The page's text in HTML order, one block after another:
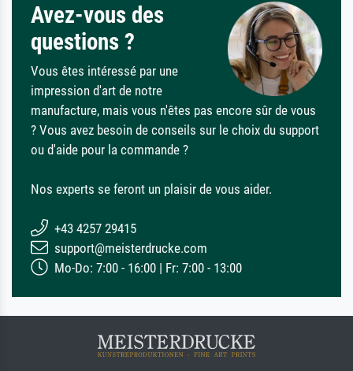
Avez-vous des
questions ?
Vous êtes intéressé par une
impression d'art de notre
manufacture, mais vous n'êtes pas encore sûr de vous
? Vous avez besoin de conseils sur le choix du support
ou d'aide pour la commande ?
Nos experts se feront un plaisir de vous aider.
+43 4257 29415
support@meisterdrucke.com
Mo-Do: 7:00 - 16:00 | Fr: 7:00 - 13:00